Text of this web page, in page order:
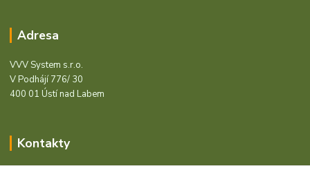
Adresa
VVV System s.r.o.
V Podhájí 776/ 30
400 01 Ústí nad Labem
Kontakty